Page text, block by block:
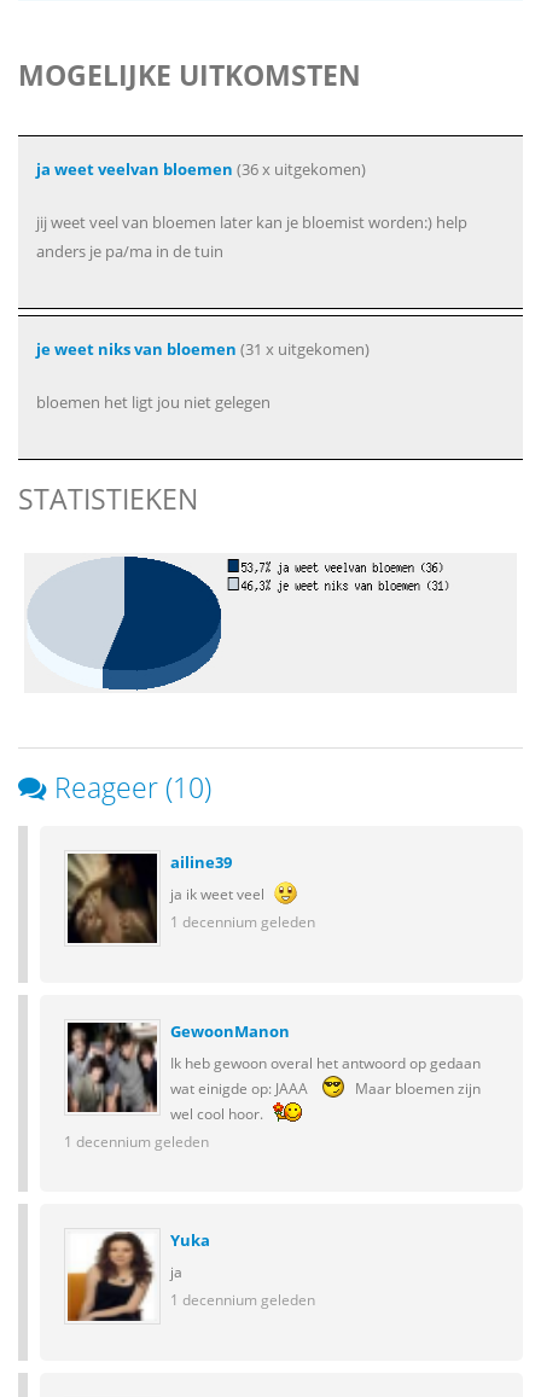
MOGELIJKE UITKOMSTEN
ja weet veelvan bloemen (36 x uitgekomen)
jij weet veel van bloemen later kan je bloemist worden:) help
anders je pa/ma in de tuin
je weet niks van bloemen (31 x uitgekomen)
bloemen het ligt jou niet gelegen
STATISTIEKEN
Reageer (10)
ailine39
ja ik weet veel
1 decennium geleden
GewoonManon
Ik heb gewoon overal het antwoord op gedaan
wat einigde op: JAAA
Maar bloemen zijn
wel cool hoor.
1 decennium geleden
Yuka
ja
1 decennium geleden